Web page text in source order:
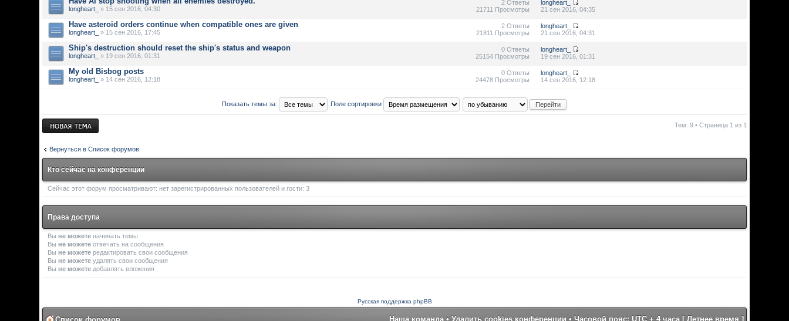
longheart_ » 15 сен 2016, 04:30
2 Ответы
21711 Просмотры
longheart_
21 сен 2016, 04:35
Have asteroid orders continue when compatible ones are given
longheart_ » 15 сен 2016, 17:45
2 Ответы
21811 Просмотры
longheart_
21 сен 2016, 04:31
Ship's destruction should reset the ship's status and weapon
longheart_ » 19 сен 2016, 01:31
0 Ответы
25154 Просмотры
longheart_
19 сен 2016, 01:31
My old Bisbog posts
longheart_ » 14 сен 2016, 12:18
0 Ответы
24478 Просмотры
longheart_
14 сен 2016, 12:18
Показать темы за: Поле сортировки
Новая тема Тем: 9 • Страница 1 из 1
Вернуться в Список форумов
Кто сейчас на конференции
Сейчас этот форум просматривают: нет зарегистрированных пользователей и гости: 3
Права доступа
Выне можете начинать темы
Выне можете отвечать на сообщения
Выне можете редактировать свои сообщения
Выне можете удалять свои сообщения
Выне можете добавлять вложения
Русская поддержка phpBB
Список форумов Наша команда• Удалить cookies конференции • Часовой пояс: UTC + 4 часа [ Летнее время ]